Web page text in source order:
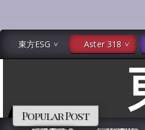
東方ESG Aster 318
Popular Post